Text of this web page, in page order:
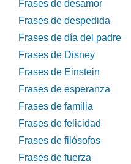
Frases de desamor
Frases de despedida
Frases de día del padre
Frases de Disney
Frases de Einstein
Frases de esperanza
Frases de familia
Frases de felicidad
Frases de filósofos
Frases de fuerza